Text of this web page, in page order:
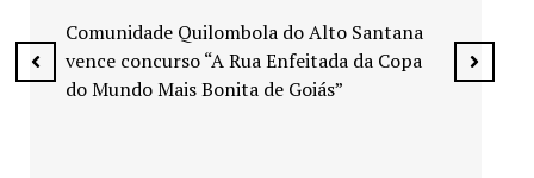
espaços públicos de Senador Canedo